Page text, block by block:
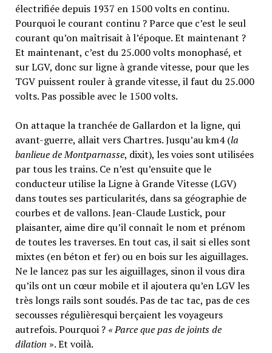
électrifiée depuis 1937 en 1500 volts en continu.
Pourquoi le courant continu ? Parce que c’est le seul
courant qu’on maîtrisait à l’époque. Et maintenant ?
Et maintenant, c’est du 25.000 volts monophasé, et
sur LGV, donc sur ligne à grande vitesse, pour que les
TGV puissent rouler à grande vitesse, il faut du 25.000
volts. Pas possible avec le 1500 volts.
On attaque la tranchée de Gallardon et la ligne, qui
avant-guerre, allait vers Chartres. Jusqu’au km4 (la
banlieue de Montparnasse, dixit), les voies sont utilisées
par tous les trains. Ce n’est qu’ensuite que le
conducteur utilise la Ligne à Grande Vitesse (LGV)
dans toutes ses particularités, dans sa géographie de
courbes et de vallons. Jean-Claude Lustick, pour
plaisanter, aime dire qu’il connaît le nom et prénom
de toutes les traverses. En tout cas, il sait si elles sont
mixtes (en béton et fer) ou en bois sur les aiguillages.
Ne le lancez pas sur les aiguillages, sinon il vous dira
qu’ils ont un cœur mobile et il ajoutera qu’en LGV les
très longs rails sont soudés. Pas de tac tac, pas de ces
secousses régulièresqui berçaient les voyageurs
autrefois. Pourquoi ?« Parce que pas de joints de
dilation ». Et voilà.